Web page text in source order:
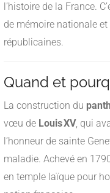
l’histoire de la France.
de mémoire nationale
républicaines.
Quand et
La construction du
vœu de Louis XV, qui
l’honneur de sainte
maladie. Achevé en
en temple laïque pour